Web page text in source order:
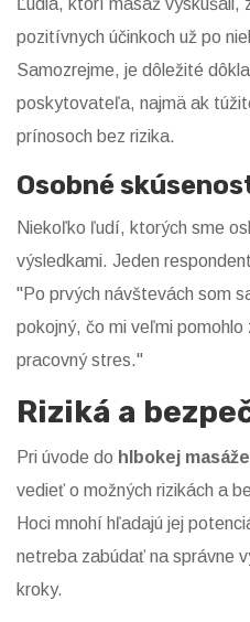
Ľudia, ktorí masáž vyskúšali,
pozitívnych účinkoch už po
Samozrejme, je dôležité
poskytovateľa, najmä ak
prínosoch bez rizika.
Osobné
Niekoľko ľudí, ktorých sme
výsledkami. Jeden
"Po prvých návštevách som
pokojný, čo mi veľmi
pracovný stres."
Riziká a
Pri úvode do hlbokej
vedieť o možných rizikách a
Hoci mnohí hľadajú jej
netreba zabúdať na správne
kroky.